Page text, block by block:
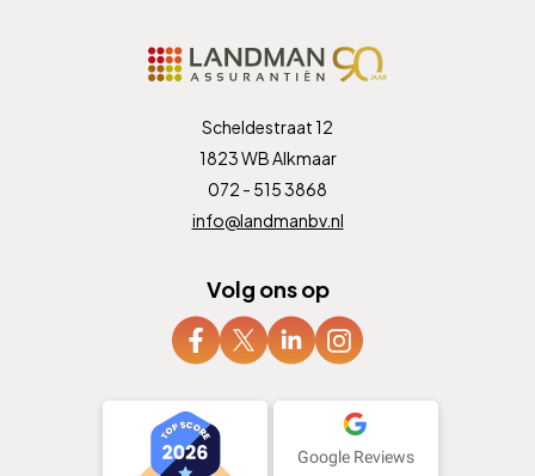
Scheldestraat 12
1823 WB Alkmaar
072 - 515 3868
info@landmanbv.nl
Volg ons op
Google Reviews